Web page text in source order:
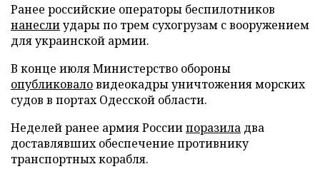
Ранее российские операторы беспилотников
нанеслиудары по трем сухогрузам с вооружением
для украинской армии.
В конце июля Министерство обороны
опубликоваловидеокадры уничтожения морских
судов в портах Одесской области.
Неделей ранее армия Россиипоразила два
доставлявших обеспечение противнику
транспортных корабля.